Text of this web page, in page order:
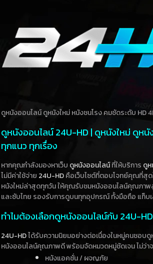
ดูหนังออนไลน์ ดูหนังใหม่ หนังชนโรง คมชัดระดับ HD
ดูหนังออนไลน์ 24U-HD | ดูหนังใหม่ ดูหนั
ทุกแนว ทุกเรื่อง
หากคุณกำลังมองหาเว็บ ดูหนังออนไลน์ที่ให้บริการ ดูห
ไม่มีค่าใช้จ่าย 24U-HDคือเว็บไซต์ที่ตอบโจทย์คุณที่สุด
หนังใหม่ล่าสุดทุกวัน ให้คุณรับชมหนังออนไลน์คุณภา
และซับไทย รองรับการดูบนทุกอุปกรณ์ ทั้งมือถือ แท็บ
ทำไมต้องเลือกดูหนังออนไลน์กับ 24U-HD
24U-HDได้รับความนิยมอย่างต่อเนื่องในหมู่คนชอบดู
หนังออนไลน์คุณภาพดี พร้อมจัดหมวดหมู่ชัดเจน ไม่ว่าจ
หนังแอคชั่น / ผจญภัย